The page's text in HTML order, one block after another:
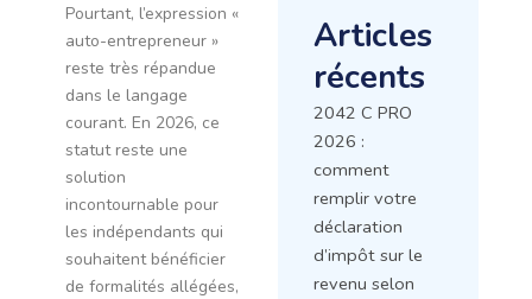
Pourtant, l’expression «
auto-entrepreneur »
reste très répandue
dans le langage
courant. En 2026, ce
statut reste une
solution
incontournable pour
les indépendants qui
souhaitent bénéficier
de formalités allégées,
Articles
récents
2042 C PRO
2026 :
comment
remplir votre
déclaration
d’impôt sur le
revenu selon